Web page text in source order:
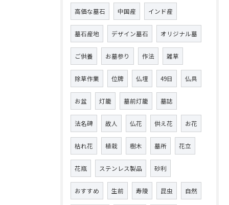
高価な墓石 中国産 インド産
墓石産地 デザイン墓石 オリジナル墓
ご供養 お墓参り 作法 雑草
除草作業 位牌 仏壇 49日 仏具
お盆 灯籠 墓前灯籠 墓誌
法名碑 故人 仏花 供え花 お花
枯れ花 植栽 樹木 墓所 花立
花瓶 ステンレス製品 砂利
おすすめ 生前 寿陵 昆虫 自然